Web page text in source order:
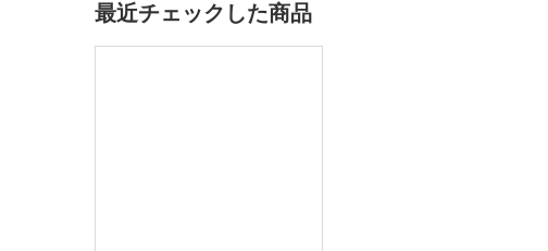
最近チェックした商品